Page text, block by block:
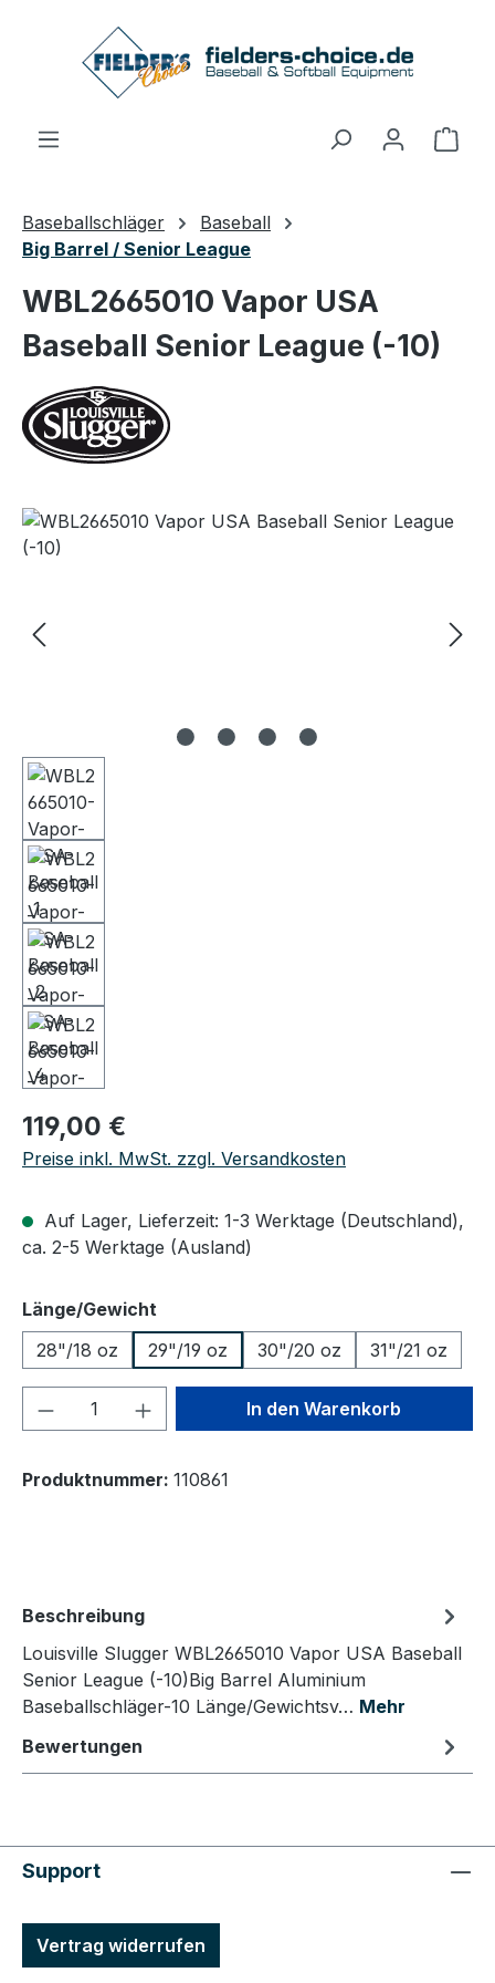
Zum Hauptinhalt springen
Baseballschläger
Baseball
Big Barrel / Senior League
WBL2665010 Vapor USA
Baseball Senior League (-10)
Bildergalerie überspringen
Regulärer Preis:
119,00 €
Preise inkl. MwSt. zzgl. Versandkosten
Auf Lager, Lieferzeit: 1-3 Werktage (Deutschland),
ca. 2-5 Werktage (Ausland)
Länge/Gewicht
28"/18 oz
29"/19 oz 30"/20 oz 31"/21 oz
Produkt Anzahl: Gib denIn den Warenkorb
Produktnummer: 110861
Beschreibung
Louisville Slugger WBL2665010 Vapor USA Baseball
Senior League (-10)Big Barrel Aluminium
Baseballschläger-10 Länge/Gewichtsv… Mehr
Bewertungen
Support
Vertrag widerrufen